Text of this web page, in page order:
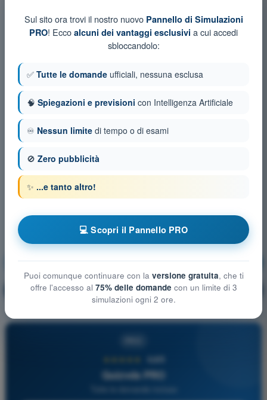
Tecnica di Pilotaggio Allenamento!
🔒 PRO Spiegazione domanda
4,6/5
Quizvds PRO
Sul sito ora trovi il nostro nuovo Pannello di Simulazioni
PRO! Ecco alcuni dei vantaggi esclusivi a cui accedi
sbloccandolo:
✅ Tutte le domande ufficiali, nessuna esclusa
🧠 Spiegazioni e previsioni con Intelligenza Artificiale
♾️ Nessun limite di tempo o di esami
🚫 Zero pubblicità
✨ ...e tanto altro!
💻 Scopri il Pannello PRO
Puoi comunque continuare con la versione gratuita, che ti
offre l'accesso al 75% delle domande con un limite di 3
simulazioni ogni 2 ore.